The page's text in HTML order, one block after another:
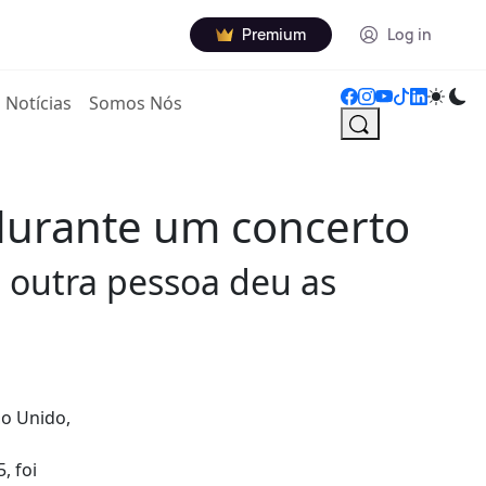
Premium Log in
Notícias Somos Nós
um concerto
pessoa deu as
Unido,
foi